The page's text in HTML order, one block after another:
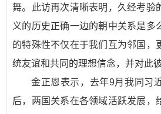
舞。此访再次清晰表明，久经考验
义的历史正确一边的朝中关系是多
的特殊性不仅在于我们互为邻国，
统友谊和共同的理想信念，并对此
金正恩表示，去年9月我同习
后，两国关系在各领域活跃发展，